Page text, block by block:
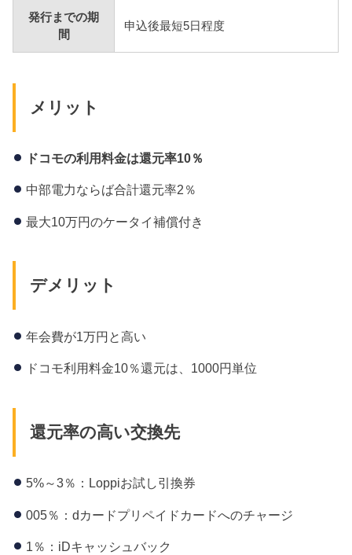
発行までの期
間
申込後最短5日程度
メリット
ドコモの利用料金は還元率10％
中部電力ならば合計還元率2％
最大10万円のケータイ補償付き
デメリット
年会費が1万円と高い
ドコモ利用料金10％還元は、1000円単位
還元率の高い交換先
5%～3％：Loppiお試し引換券
005％：dカードプリペイドカードへのチャージ
1％：iDキャッシュバック